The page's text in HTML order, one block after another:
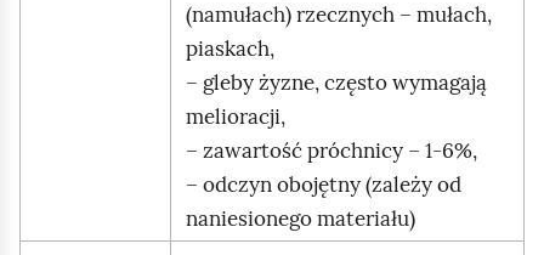
(namułach) rzecznych – mułach,
piaskach,
– gleby żyzne, często wymagają
melioracji,
– zawartość próchnicy – 1‑6%,
– odczyn obojętny (zależy od
naniesionego materiału)